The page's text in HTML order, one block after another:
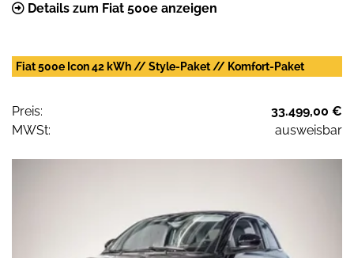
Details zum Fiat 500e anzeigen
Fiat 500e Icon 42 kWh // Style-Paket // Komfort-Paket
Preis:
33.499,00 €
MWSt:
ausweisbar